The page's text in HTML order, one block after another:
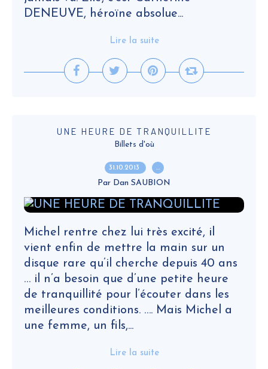
DENEUVE, héroïne absolue...
Lire la suite
UNE HEURE DE TRANQUILLITE
Billets d'où
31.10.2013 …
Par Dan SAUBION
Michel rentre chez lui très excité, il
vient enfin de mettre la main sur un
disque rare qu’il cherche depuis 40 ans
… il n’a besoin que d’une petite heure
de tranquillité pour l’écouter dans les
meilleures conditions. …. Mais Michel a
une femme, un fils,...
Lire la suite